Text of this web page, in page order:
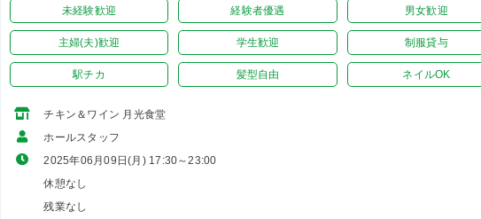
未経験歓迎 経験者優遇 男女歓迎
主婦(夫)歓迎 学生歓迎 制服貸与
駅チカ 髪型自由 ネイルOK
チキン＆ワイン 月光食堂
ホールスタッフ
2025年06月09日(月) 17:30～23:00
休憩なし
残業なし